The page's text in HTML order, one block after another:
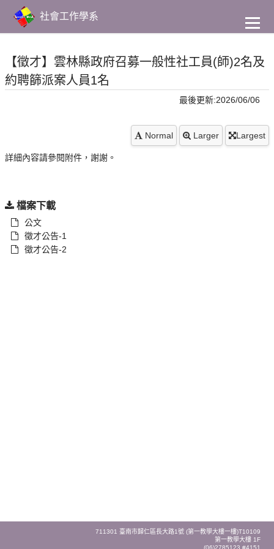
主
要
容
社會工作學系
【徵才】雲林縣政府召募一般性社工員(師)2名及
約聘篩派案人員1名
最後更新:2026/06/06
Normal Larger Largest
詳細內容請參閱附件，謝謝。
檔案下載
公文
徵才公告-1
徵才公告-2
711301 臺南市歸仁區長大路1號 (第一教學大樓一樓)T10109
第一教學大樓 1F